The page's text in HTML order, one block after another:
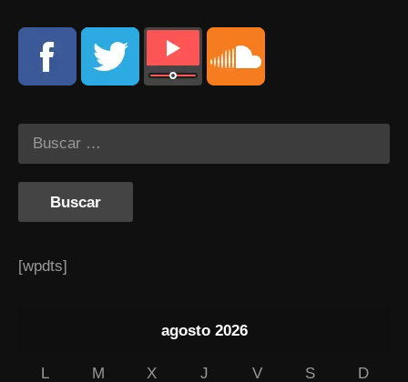
[wpdts]
agosto 2026
L M X J V S
D